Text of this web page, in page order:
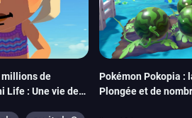
millions de
Life : Une vie de
Pokémon Pokopia :
Plongée et de